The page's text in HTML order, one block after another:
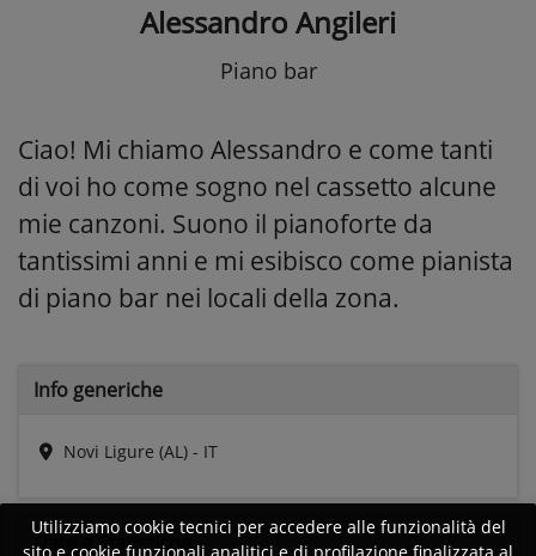
Alessandro Angileri
Piano bar
Ciao! Mi chiamo Alessandro e come tanti
di voi ho come sogno nel cassetto alcune
mie canzoni. Suono il pianoforte da
tantissimi anni e mi esibisco come pianista
di piano bar nei locali della zona.
Info generiche
Novi Ligure (AL) - IT
Date eStatistiche
Utilizziamo cookie tecnici per accedere alle funzionalità del